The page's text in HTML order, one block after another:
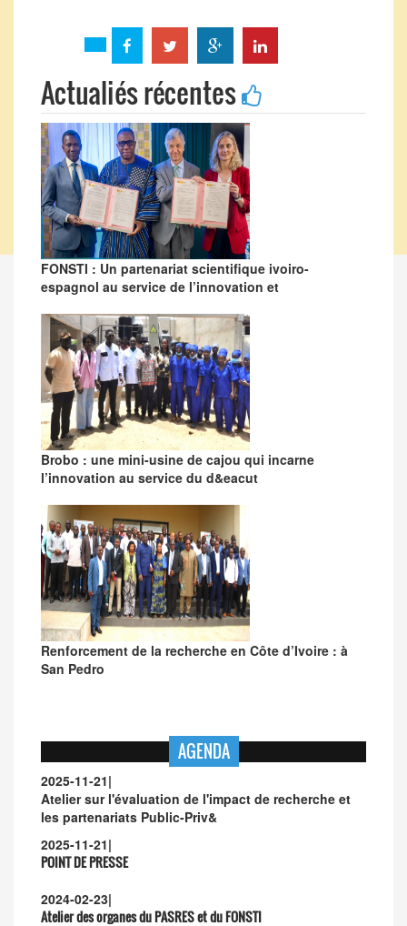
Actualiés récentes
FONSTI : Un partenariat scientifique ivoiro-
espagnol au service de l’innovation et
Brobo : une mini-usine de cajou qui incarne
l’innovation au service du d&eacut
Renforcement de la recherche en Côte d’Ivoire : à
San Pedro
AGENDA
2025-11-21|
Atelier sur l'évaluation de l'impact de recherche et
les partenariats Public-Priv&
2025-11-21|
POINT DE PRESSE
2024-02-23|
Atelier des organes du PASRES et du FONSTI